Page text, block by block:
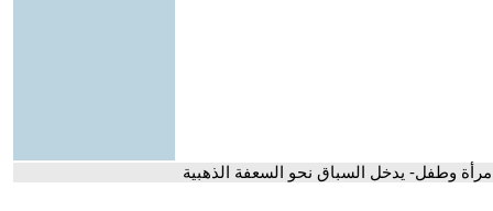
وطفل- يدخل السباق نحو السعفة الذهبية